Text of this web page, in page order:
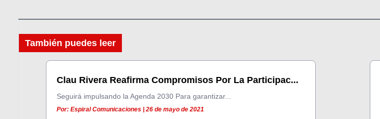
También puedes leer
Clau Rivera Reafirma Compromisos Por La Participac...
Seguirá impulsando la Agenda 2030 Para garantizar...
Por: Espiral Comunicaciones | 26 de mayo de 2021